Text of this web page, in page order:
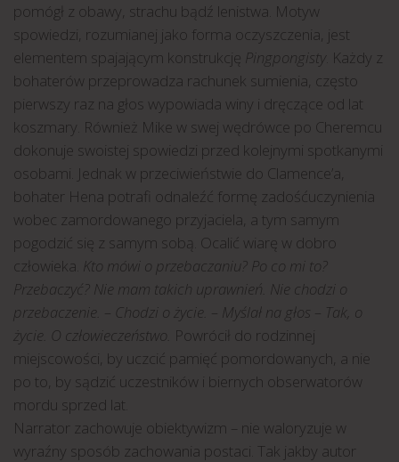
pomógł z obawy, strachu bądź lenistwa. Motyw
spowiedzi, rozumianej jako forma oczyszczenia, jest
elementem spajającym konstrukcję Pingpongisty . Każdy z
bohaterów przeprowadza rachunek sumienia, często
pierwszy raz na głos wypowiada winy i dręczące od lat
koszmary. Również Mike w swej wędrówce po Cheremcu
dokonuje swoistej spowiedzi przed kolejnymi spotkanymi
osobami. Jednak w przeciwieństwie do Clamence’a,
bohater Hena potrafi odnaleźć formę zadośćuczynienia
wobec zamordowanego przyjaciela, a tym samym
pogodzić się z samym sobą. Ocalić wiarę w dobro
człowieka. Kto mówi o przebaczaniu? Po co mi to?
Przebaczyć? Nie mam takich uprawnień. Nie chodzi o
przebaczenie. – Chodzi o życie. – Myślał na głos – Tak, o
życie. O człowieczeństwo. Powrócił do rodzinnej
miejscowości, by uczcić pamięć pomordowanych, a nie
po to, by sądzić uczestników i biernych obserwatorów
mordu sprzed lat.
Narrator zachowuje obiektywizm – nie waloryzuje w
wyraźny sposób zachowania postaci. Tak jakby autor